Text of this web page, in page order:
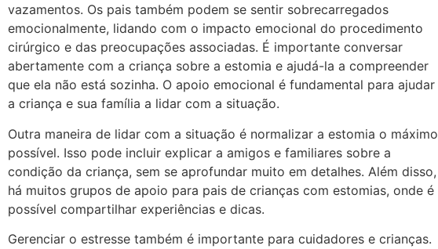
vazamentos. Os pais também podem se sentir sobrecarregados
emocionalmente, lidando com o impacto emocional do procedimento
cirúrgico e das preocupações associadas. É importante conversar
abertamente com a criança sobre a estomia e ajudá-la a compreender
que ela não está sozinha. O apoio emocional é fundamental para ajudar
a criança e sua família a lidar com a situação.
Outra maneira de lidar com a situação é normalizar a estomia o máximo
possível. Isso pode incluir explicar a amigos e familiares sobre a
condição da criança, sem se aprofundar muito em detalhes. Além disso,
há muitos grupos de apoio para pais de crianças com estomias, onde é
possível compartilhar experiências e dicas.
Gerenciar o estresse também é importante para cuidadores e crianças.